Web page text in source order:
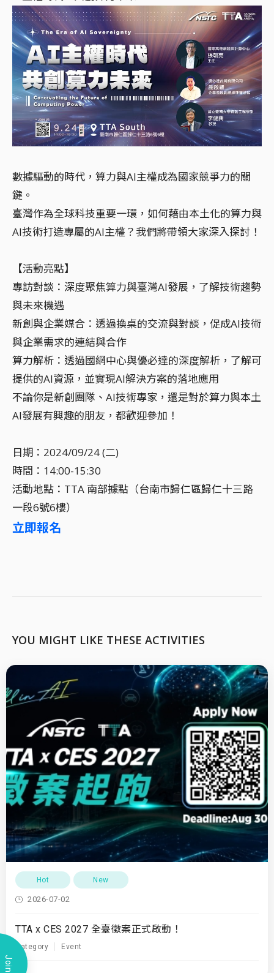
Join
數據驅動的時代，算力與AI主權成為國家競爭力的關
鍵。
臺灣作為全球科技重要一環，如何藉由本土化的算力與
AI技術打造專屬的AI主權？我們將帶領大家深入探討！
【活動亮點】
專訪對談：深度聚焦算力與臺灣AI發展，了解技術趨勢
與未來機遇
新創與企業媒合：透過換桌的交流與對談，促成AI技術
與企業需求的連結與合作
算力解析：透過國網中心與優必達的深度解析，了解可
提供的AI資源，並實現AI解決方案的落地應用
不論你是新創團隊、AI技術專家，還是對於算力與本土
AI發展有興趣的朋友，都歡迎參加！
日期：2024/09/24 (二)
時間：14:00-15:30
活動地點：TTA 南部據點（台南市歸仁區歸仁十三路
一段6號6樓）
立即報名
YOU MIGHT LIKE THESE ACTIVITIES
Hot New
2026-07-02
TTA x CES 2027 全臺徵案正式啟動！
Category Event